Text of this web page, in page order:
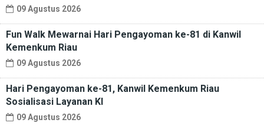
09 Agustus 2026
Fun Walk Mewarnai Hari Pengayoman ke-81 di Kanwil
Kemenkum Riau
09 Agustus 2026
Hari Pengayoman ke-81, Kanwil Kemenkum Riau
Sosialisasi Layanan KI
09 Agustus 2026